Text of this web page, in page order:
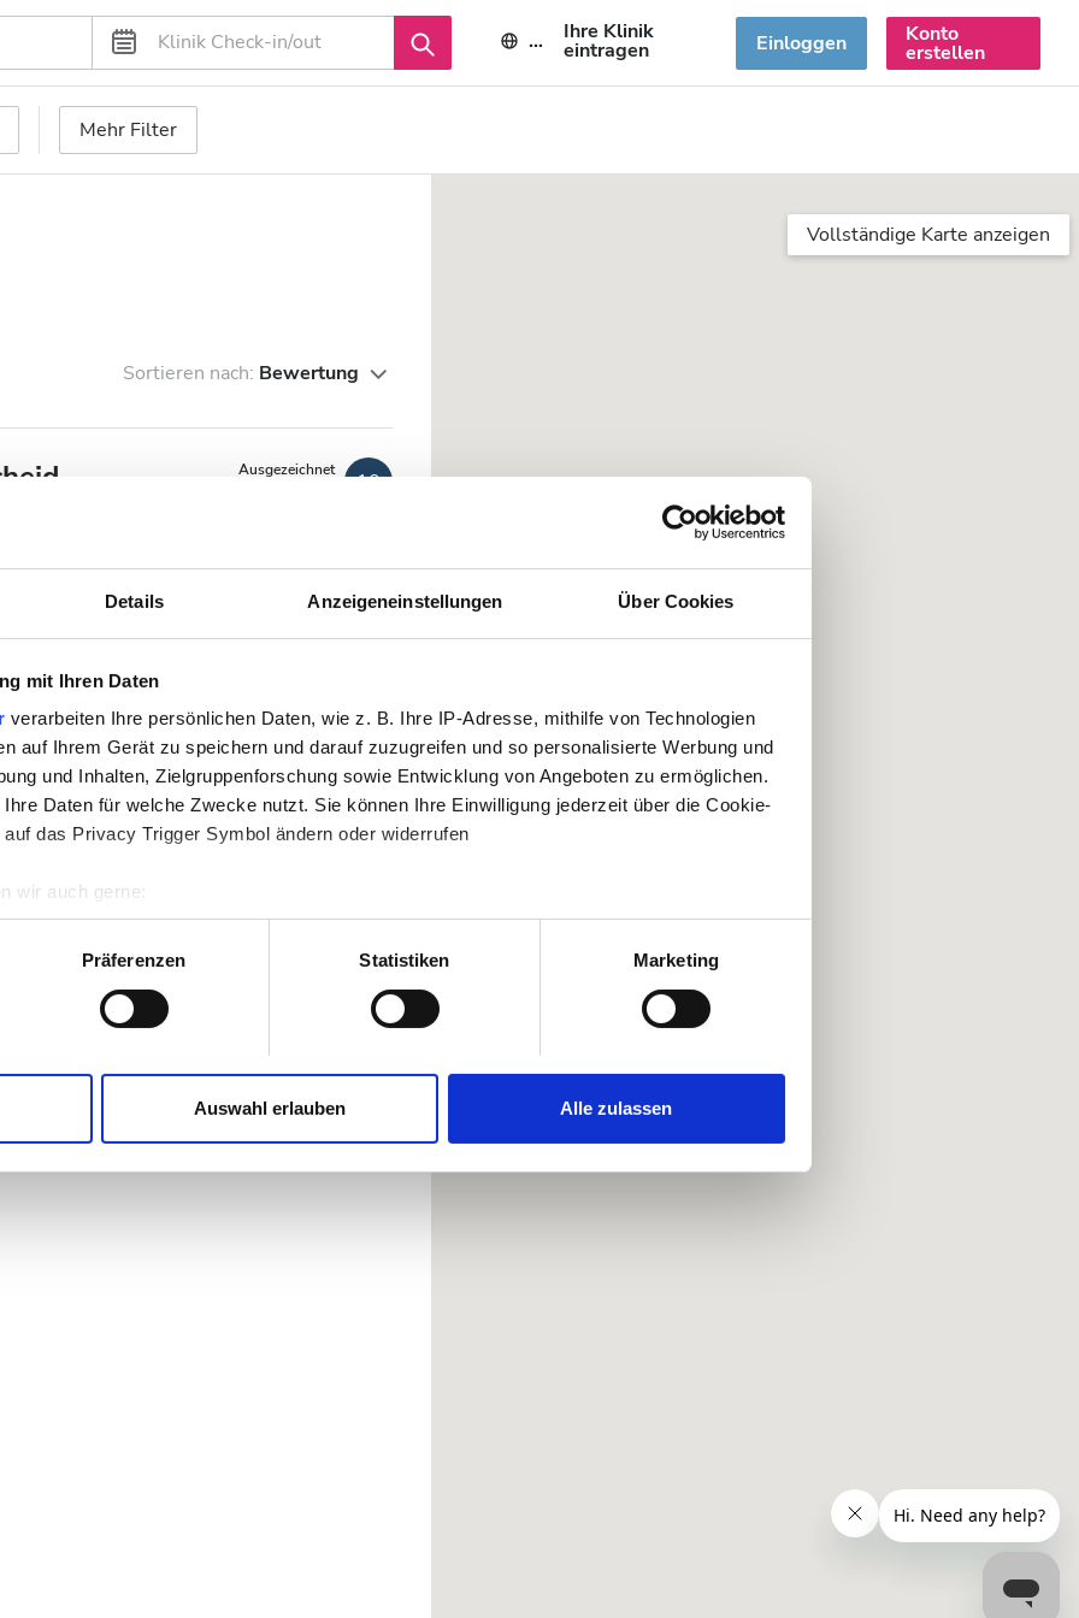
Details Anzeigeneinstellungen Über Cookies
mit Ihren Daten
verarbeiten Ihre persönlichen Daten, wie z. B. Ihre IP-Adresse, mithilfe von Technologien
auf Ihrem Gerät zu speichern und darauf zuzugreifen und so personalisierte Werbung und
und Inhalten, Zielgruppenforschung sowie Entwicklung von Angeboten zu ermöglichen.
Daten für welche Zwecke nutzt. Sie können Ihre Einwilligung jederzeit über die Cookie-
das Privacy Trigger Symbol ändern oder widerrufen
wir auch gerne:
geografische Lage erfassen, welche bis auf einige Meter genau sein können
Scannen nach bestimmten Merkmalen (Fingerprinting) identifizieren
Ihre persönlichen Daten verarbeitet werden, und legen Sie Ihre Präferenzen imAbschnitt
und Anzeigen zu personalisieren, Funktionen für soziale Medien anbieten zu können
zu analysieren. Außerdem geben wir Informationen zu Ihrer Verwendung unserer
Präferenzen Statistiken Marketing
Auswahl erlauben Alle zulassen
DE Ihre Klinik
eintragen Einloggen Konto
erstellen
Mehr Filter
Sortieren nach: Bewertung
Ausgezeichnet
10
Von der GHIC abgedeckt
Reservieren
Vollständige Karte anzeigen